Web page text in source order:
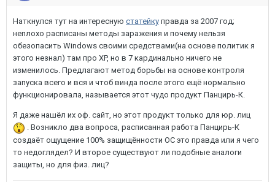
Наткнулся тут на интересную статейку правда за 2007 год;
неплохо расписаны методы заражения и почему нельзя
обезопасить Windows своими средствами(на основе политик я
этого незнал) там про XP, но в 7 кардинально ничего не
изменилось. Предлагают метод борьбы на основе контроля
запуска всего и вся и чтоб винда после этого ещё нормально
функционировала, называется этот чудо продукт Панцирь-К.
Я даже нашёл их оф. сайт, но этот продукт только для юр. лиц
. Возникло два вопроса, расписанная работа Панцирь-К
создаёт ощущение 100% защищённости ОС это правда или я чего
то недоглядел? И второе существуют ли подобные аналоги
защиты, но для физ. лиц?